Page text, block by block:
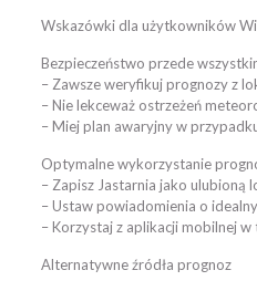
Wskazówki dla użytkowników
Bezpieczeństwo przede
– Zawsze weryfikuj prognozy z
– Nie lekceważ ostrzeżeń
– Miej plan awaryjny w
Optymalne wykorzystanie
– Zapisz Jastarnia jako ulubioną
– Ustaw powiadomienia o
– Korzystaj z aplikacji mobilnej w
Alternatywne źródła prognoz